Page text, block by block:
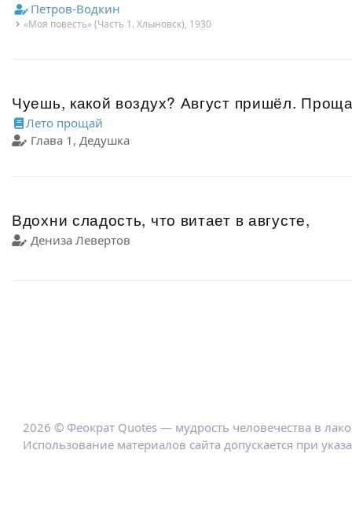
Петров-Водкин
«Моя повесть» (Часть 1. Хлыновск), 1930
Чуешь, какой воздух? Август пришёл.
Лето прощай
Глава 1, Дедушка
Вдохни сладость, что витает в августе,
Дениза Левертов
2026 © Феократ Quotes — мудрость человечества в
Использование материалов сайта допускается при